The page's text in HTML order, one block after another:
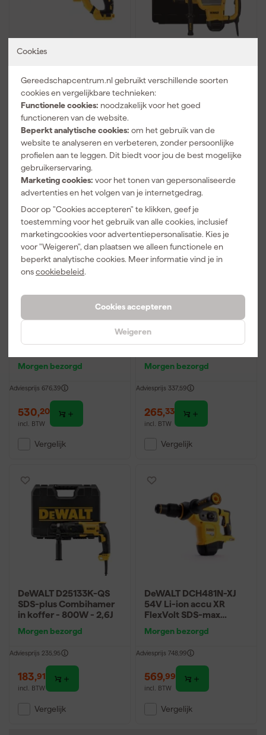
Cookies
Gereedschapcentrum.nl gebruikt verschillende soorten
cookies en vergelijkbare technieken:
Functionele cookies: noodzakelijk voor het goed
functioneren van de website.
Beperkt analytische cookies: om het gebruik van de
website te analyseren en verbeteren, zonder persoonlijke
profielen aan te leggen. Dit biedt voor jou de best mogelijke
gebruikerservaring.
Marketing cookies: voor het tonen van gepersonaliseerde
advertenties en het volgen van je internetgedrag.
Door op "Cookies accepteren" te klikken, geef je
toestemming voor het gebruik van alle cookies, inclusief
marketingcookies voor advertentiepersonalisatie. Kies je
voor "Weigeren", dan plaatsen we alleen functionele en
beperkt analytische cookies. Meer informatie vind je in
onscookiebeleid.
Cookies accepteren
Weigeren
plus combihamer body
- 3J - koolborstelloos
Morgen bezorgd
207,66
incl. BTW
Vergelijk
in koffer - 1350W - 10,5J
Morgen bezorgd
616,99
incl. BTW
Vergelijk
body in TSTAK - 4,5J
Morgen bezorgd
Adviesprijs 676,39
530,20
incl. BTW
Vergelijk
DeWALT D25144K-QS
koffer - 900W - 3J
Morgen bezorgd
Adviesprijs 337,59
265,33
incl. BTW
Vergelijk
DeWALT D25133K-QS
SDS-plus Combihamer
in koffer - 800W - 2,6J
Morgen bezorgd
Adviesprijs 235,95
183,91
incl. BTW
Vergelijk
DeWALT DCH481N-XJ
54V Li-ion accu XR
FlexVolt SDS-max
koolborstelloos
Morgen bezorgd
Adviesprijs 748,99
569,99
incl. BTW
Vergelijk